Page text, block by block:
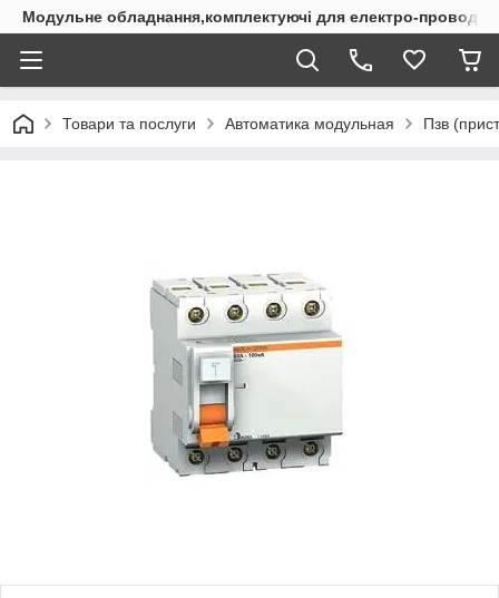
Модульне обладнання,комплектуючі для електро-проводки
Товари та послуги Автоматика модульная Пзв